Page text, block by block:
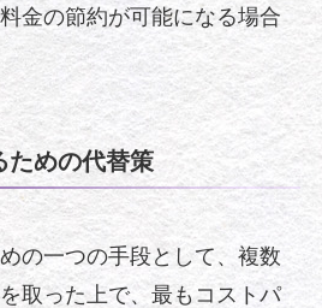
金の節約が可能になる場合
ための代替策
の一つの手段として、複数
取った上で、最もコストパ